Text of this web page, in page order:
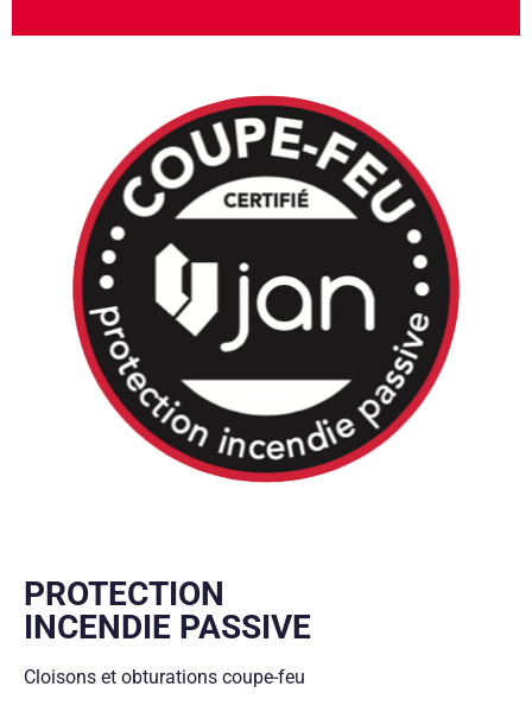
PROTECTION
INCENDIE PASSIVE
Cloisons et obturations coupe-feu